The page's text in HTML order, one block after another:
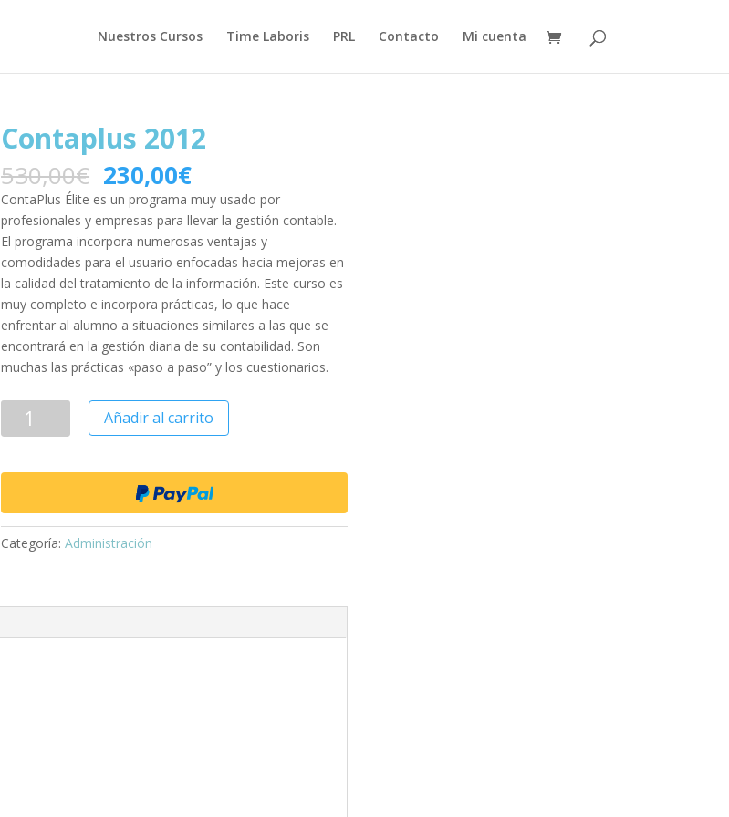
Nuestros Cursos Time Laboris PRL Contacto Mi cuenta
Contaplus 2012
530,00€ 230,00€
ContaPlus Élite es un programa muy usado por
profesionales y empresas para llevar la gestión contable.
El programa incorpora numerosas ventajas y
comodidades para el usuario enfocadas hacia mejoras en
la calidad del tratamiento de la información. Este curso es
muy completo e incorpora prácticas, lo que hace
enfrentar al alumno a situaciones similares a las que se
encontrará en la gestión diaria de su contabilidad. Son
muchas las prácticas «paso a paso” y los cuestionarios.
Añadir al carrito
Categoría:Administración